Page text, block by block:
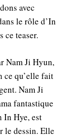
avec
le rôle d’In
ce teaser.
Nam Ji Hyun,
ce qu’elle fait
Nam Ji
fantastique
In Hye, est
le dessin. Elle